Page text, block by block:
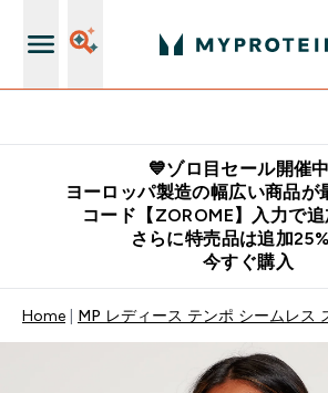
💙ゾロ目セール開催
ヨーロッパ製造の幅広い商品が
コード【ZOROME】入力で追
さらに特売品は追加
今すぐ購入
Home MP レディース テンポ シームレス